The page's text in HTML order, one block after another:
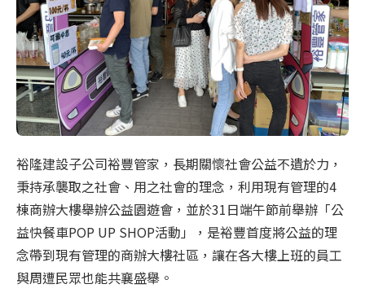
裕隆建設子公司裕豐管家，長期關懷社會公益不遺於力，
秉持承襲取之社會、用之社會的理念，利用現有管理的4
棟商辦大樓舉辦公益園遊會，並於31日端午節前舉辦「公
益快餐車POP UP SHOP活動」，是裕豐首度將公益的理
念帶到現有管理的商辦大樓社區，讓在各大樓上班的員工
與周遭民眾也能共襄盛舉。